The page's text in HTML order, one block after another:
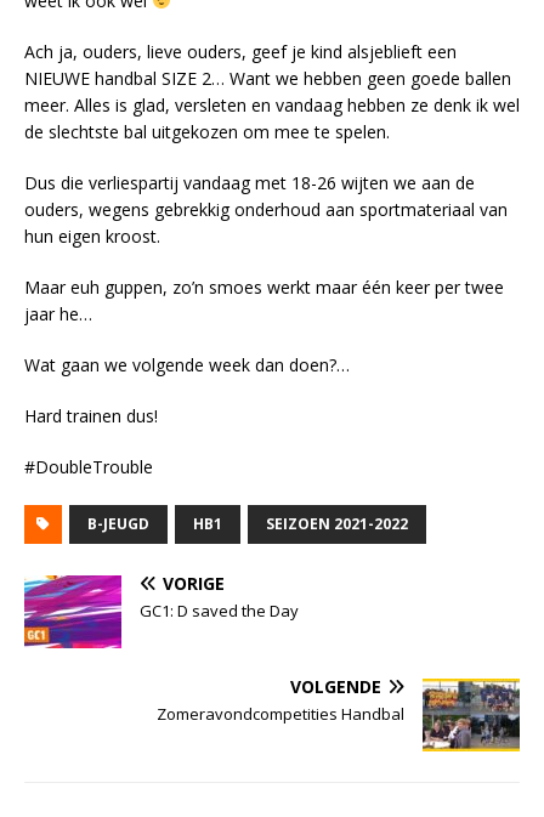
Ach ja, ouders, lieve ouders, geef je kind alsjeblieft een
NIEUWE handbal SIZE 2… Want we hebben geen goede ballen
meer. Alles is glad, versleten en vandaag hebben ze denk ik wel
de slechtste bal uitgekozen om mee te spelen.
Dus die verliespartij vandaag met 18-26 wijten we aan de
ouders, wegens gebrekkig onderhoud aan sportmateriaal van
hun eigen kroost.
Maar euh guppen, zo’n smoes werkt maar één keer per twee
jaar he…
Wat gaan we volgende week dan doen?…
Hard trainen dus!
#DoubleTrouble
B-JEUGD HB1 SEIZOEN 2021-2022
VORIGE
GC1: D saved the Day
VOLGENDE
Zomeravondcompetities Handbal